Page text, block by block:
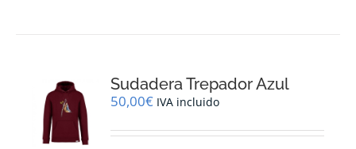
se
pueden
en
Sudadera Trepador Azul
50,00€ IVA incluido